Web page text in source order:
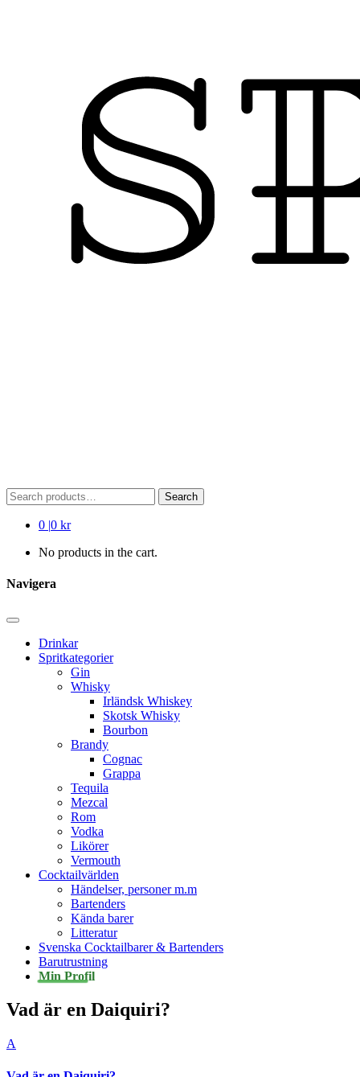
Search
for:
Search
0 |0 kr
No products in the cart.
Navigera
Drinkar
Spritkategorier
Gin
Whisky
Irländsk Whiskey
Skotsk Whisky
Bourbon
Brandy
Cognac
Grappa
Tequila
Mezcal
Rom
Vodka
Likörer
Vermouth
Cocktailvärlden
Händelser, personer m.m
Bartenders
Kända barer
Litteratur
Svenska Cocktailbarer & Bartenders
Barutrustning
Min Profil
Vad är en Daiquiri?
A